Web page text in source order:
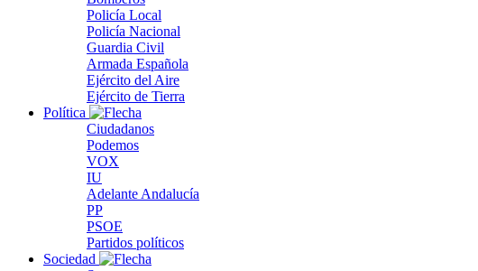
Policía Local
Policía Nacional
Guardia Civil
Armada Española
Ejército del Aire
Ejército de Tierra
Política
Ciudadanos
Podemos
VOX
IU
Adelante Andalucía
PP
PSOE
Partidos políticos
Sociedad